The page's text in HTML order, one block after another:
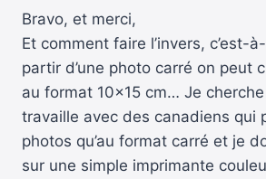
Bravo, et merci,
Et comment faire l’invers, c’est-
partir d’une photo carré on peut
au format 10×15 cm… Je
travaille avec des canadiens qui
photos qu’au format carré et je
sur une simple imprimante